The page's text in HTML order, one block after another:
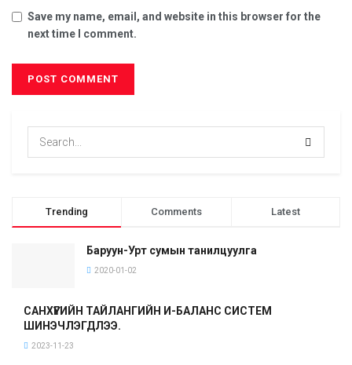
Save my name, email, and website in this browser for the
next time I comment.
Trending Comments Latest
Баруун-Урт сумын танилцуулга
2020-01-02
САНХҮҮГИЙН ТАЙЛАНГИЙН И-БАЛАНС СИСТЕМ
ШИНЭЧЛЭГДЛЭЭ.
2023-11-23